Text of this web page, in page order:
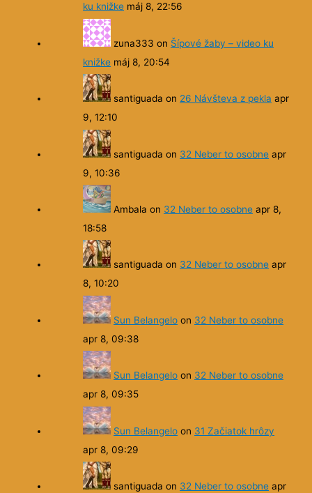
ku knižke máj 8, 22:56
zuna333 on Šípové žaby – video ku
knižke máj 8, 20:54
santiguada on 26 Návšteva z pekla apr
9, 12:10
santiguada on 32 Neber to osobne apr
9, 10:36
Ambala on 32 Neber to osobne apr 8,
18:58
santiguada on 32 Neber to osobne apr
8, 10:20
Sun Belangelo on 32 Neber to osobne
apr 8, 09:38
Sun Belangelo on 32 Neber to osobne
apr 8, 09:35
Sun Belangelo on 31 Začiatok hrôzy
apr 8, 09:29
santiguada on 32 Neber to osobne apr